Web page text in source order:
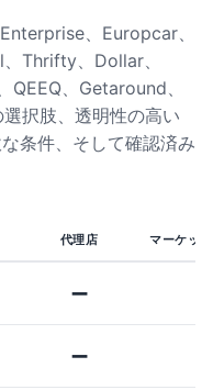
、Europcar、
Thrifty、Dollar、
、Getaround、
択肢、透明性の高い
条件、そして確認済み
代理店 マーケッ
➖
➖